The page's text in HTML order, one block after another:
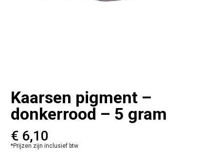
Kaarsen pigment –
donkerrood – 5 gram
€ 6,10
*Prijzen zijn inclusief btw